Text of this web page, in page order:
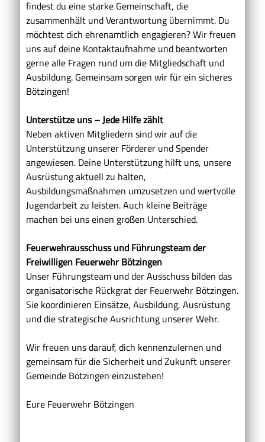
findest du eine starke Gemeinschaft, die
zusammenhält und Verantwortung übernimmt. Du
möchtest dich ehrenamtlich engagieren? Wir freuen
uns auf deine Kontaktaufnahme und beantworten
gerne alle Fragen rund um die Mitgliedschaft und
Ausbildung. Gemeinsam sorgen wir für ein sicheres
Bötzingen!
Unterstütze uns – Jede Hilfe zählt
Neben aktiven Mitgliedern sind wir auf die
Unterstützung unserer Förderer und Spender
angewiesen. Deine Unterstützung hilft uns, unsere
Ausrüstung aktuell zu halten,
Ausbildungsmaßnahmen umzusetzen und wertvolle
Jugendarbeit zu leisten. Auch kleine Beiträge
machen bei uns einen großen Unterschied.
Feuerwehrausschuss und Führungsteam der
Freiwilligen Feuerwehr Bötzingen
Unser Führungsteam und der Ausschuss bilden das
organisatorische Rückgrat der Feuerwehr Bötzingen.
Sie koordinieren Einsätze, Ausbildung, Ausrüstung
und die strategische Ausrichtung unserer Wehr.
Wir freuen uns darauf, dich kennenzulernen und
gemeinsam für die Sicherheit und Zukunft unserer
Gemeinde Bötzingen einzustehen!
Eure Feuerwehr Bötzingen